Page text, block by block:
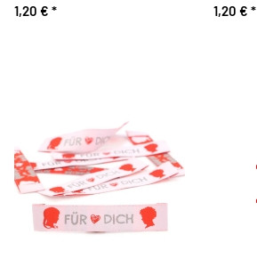
1,20 € *
1,20 € *